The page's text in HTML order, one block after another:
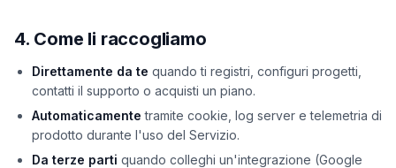
4. Come li raccogliamo
Direttamente da te quando ti registri, configuri progetti,
contatti il supporto o acquisti un piano.
Automaticamente tramite cookie, log server e telemetria di
prodotto durante l'uso del Servizio.
Da terze parti quando colleghi un'integrazione (Google